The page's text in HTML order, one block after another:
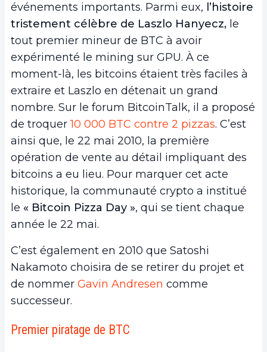
événements importants. Parmi eux, l’histoire
tristement célèbre de Laszlo Hanyecz, le
tout premier mineur de BTC à avoir
expérimenté le mining sur GPU. À ce
moment-là, les bitcoins étaient très faciles à
extraire et Laszlo en détenait un grand
nombre. Sur le forum BitcoinTalk, il a proposé
de troquer10 000 BTC contre 2 pizzas. C’est
ainsi que, le 22 mai 2010, la première
opération de vente au détail impliquant des
bitcoins a eu lieu. Pour marquer cet acte
historique, la communauté crypto a institué
le « Bitcoin Pizza Day », qui se tient chaque
année le 22 mai.
C’est également en 2010 que Satoshi
Nakamoto choisira de se retirer du projet et
de nommer Gavin Andresen comme
successeur.
Premier piratage de BTC